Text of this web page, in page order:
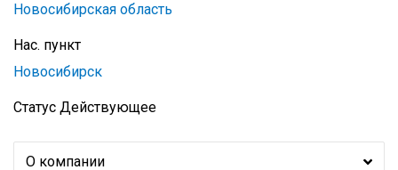
Новосибирская область
Нас. пункт
Новосибирск
Статус Действующее
О компании